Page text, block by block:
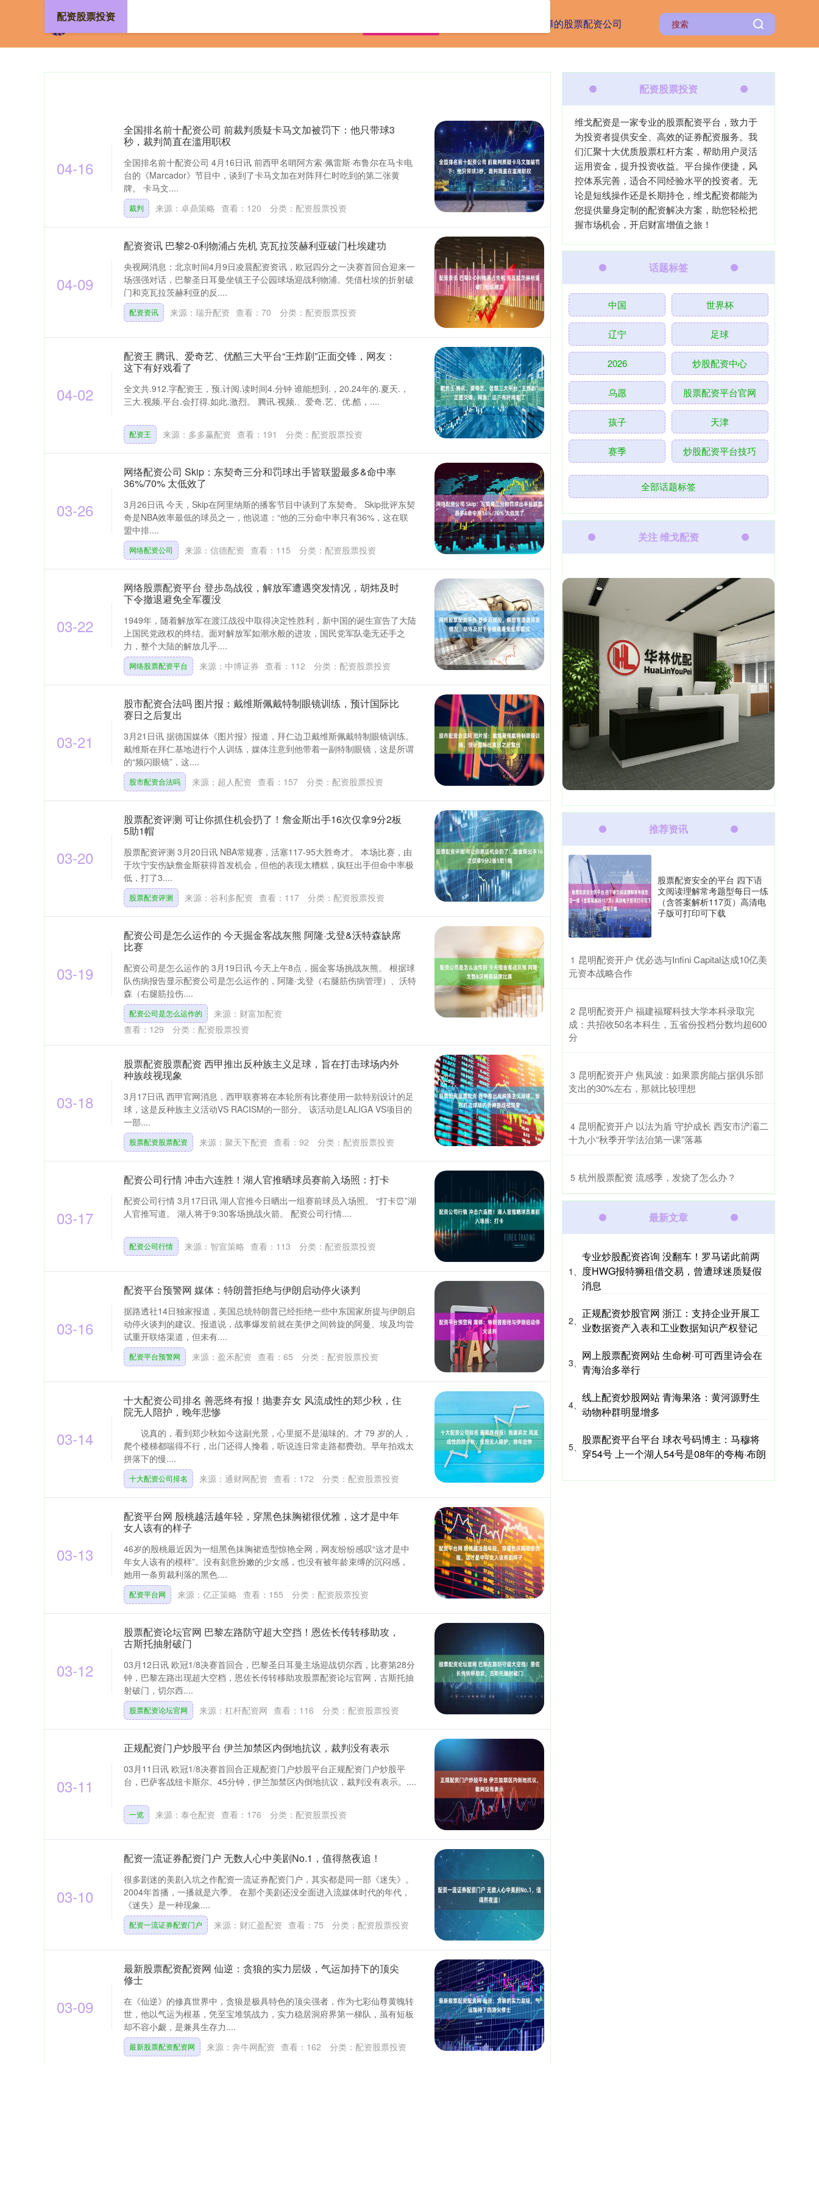
有保障的股票配资公司
配资股票投资
04-16
全国排名前十配资公司 前裁判质疑卡马文加被罚下：他只带球3
秒，裁判简直在滥用职权
全国排名前十配资公司 4月16日讯 前西甲名哨阿方索·佩雷斯·布鲁尔在马卡电
台的《Marcador》节目中，谈到了卡马文加在对阵拜仁时吃到的第二张黄
牌。 卡马文....
裁判 来源：卓鼎策略 查看： 120 分类： 配资股票投资
04-09
配资资讯 巴黎2-0利物浦占先机 克瓦拉茨赫利亚破门杜埃建功
央视网消息：北京时间4月9日凌晨配资资讯，欧冠四分之一决赛首回合迎来一
场强强对话，巴黎圣日耳曼坐镇王子公园球场迎战利物浦。凭借杜埃的折射破
门和克瓦拉茨赫利亚的反....
配资资讯 来源：瑞升配资 查看： 70 分类： 配资股票投资
04-02
配资王 腾讯、爱奇艺、优酷三大平台“王炸剧”正面交锋，网友：
这下有好戏看了
全文共.912.字配资王，预.计阅.读时间4.分钟 谁能想到.，20.24年的.夏天.，
三大.视频.平台.会打得.如此.激烈。 腾讯.视频.、爱奇.艺、优.酷，....
配资王 来源：多多赢配资 查看： 191 分类： 配资股票投资
03-26
网络配资公司 Skip：东契奇三分和罚球出手皆联盟最多&命中率
36%/70% 太低效了
3月26日讯 今天，Skip在阿里纳斯的播客节目中谈到了东契奇。 Skip批评东契
奇是NBA效率最低的球员之一，他说道：“他的三分命中率只有36%，这在联
盟中排....
网络配资公司 来源：信德配资 查看： 115 分类： 配资股票投资
03-22
网络股票配资平台 登步岛战役，解放军遭遇突发情况，胡炜及时
下令撤退避免全军覆没
1949年，随着解放军在渡江战役中取得决定性胜利，新中国的诞生宣告了大陆
上国民党政权的终结。面对解放军如潮水般的进攻，国民党军队毫无还手之
力，整个大陆的解放几乎....
网络股票配资平台 来源：中博证券 查看： 112 分类： 配资股票投资
03-21
股市配资合法吗 图片报：戴维斯佩戴特制眼镜训练，预计国际比
赛日之后复出
3月21日讯 据德国媒体《图片报》报道，拜仁边卫戴维斯佩戴特制眼镜训练。
戴维斯在拜仁基地进行个人训练，媒体注意到他带着一副特制眼镜，这是所谓
的“频闪眼镜”，这....
股市配资合法吗 来源：超人配资 查看： 157 分类： 配资股票投资
03-20
股票配资评测 可让你抓住机会扔了！詹金斯出手16次仅拿9分2板
5助1帽
股票配资评测 3月20日讯 NBA常规赛，活塞117-95大胜奇才。 本场比赛，由
于坎宁安伤缺詹金斯获得首发机会，但他的表现太糟糕，疯狂出手但命中率极
低，打了3....
股票配资评测 来源：谷利多配资 查看： 117 分类： 配资股票投资
03-19
配资公司是怎么运作的 今天掘金客战灰熊 阿隆·戈登&沃特森缺席
比赛
配资公司是怎么运作的 3月19日讯 今天上午8点，掘金客场挑战灰熊。 根据球
队伤病报告显示配资公司是怎么运作的，阿隆·戈登（右腿筋伤病管理）、沃特
森（右腿筋拉伤....
配资公司是怎么运作的
来源：财富加配资
查看： 129 分类： 配资股票投资
03-18
股票配资股票配资 西甲推出反种族主义足球，旨在打击球场内外
种族歧视现象
3月17日讯 西甲官网消息，西甲联赛将在本轮所有比赛使用一款特别设计的足
球，这是反种族主义活动VS RACISM的一部分。 该活动是LALIGA VS项目的
一部....
股票配资股票配资 来源：聚天下配资 查看： 92 分类： 配资股票投资
03-17
配资公司行情 冲击六连胜！湖人官推晒球员赛前入场照：打卡
配资公司行情 3月17日讯 湖人官推今日晒出一组赛前球员入场照。 “打卡⏰”湖
人官推写道。 湖人将于9:30客场挑战火箭。 配资公司行情....
配资公司行情 来源：智宣策略 查看： 113 分类： 配资股票投资
03-16
配资平台预警网 媒体：特朗普拒绝与伊朗启动停火谈判
据路透社14日独家报道，美国总统特朗普已经拒绝一些中东国家所提与伊朗启
动停火谈判的建议。报道说，战事爆发前就在美伊之间斡旋的阿曼、埃及均尝
试重开联络渠道，但未有....
配资平台预警网 来源：盈禾配资 查看： 65 分类： 配资股票投资
03-14
十大配资公司排名 善恶终有报！抛妻弃女 风流成性的郑少秋，住
院无人陪护，晚年悲惨
说真的，看到郑少秋如今这副光景，心里挺不是滋味的。才 79 岁的人，
爬个楼梯都喘得不行，出门还得人搀着，听说连日常走路都费劲。早年拍戏太
拼落下的慢....
十大配资公司排名 来源：通财网配资 查看： 172 分类： 配资股票投资
03-13
配资平台网 殷桃越活越年轻，穿黑色抹胸裙很优雅，这才是中年
女人该有的样子
46岁的殷桃最近因为一组黑色抹胸裙造型惊艳全网，网友纷纷感叹“这才是中
年女人该有的模样”。没有刻意扮嫩的少女感，也没有被年龄束缚的沉闷感，
她用一条剪裁利落的黑色....
配资平台网 来源：亿正策略 查看： 155 分类： 配资股票投资
03-12
股票配资论坛官网 巴黎左路防守超大空挡！恩佐长传转移助攻，
古斯托抽射破门
03月12日讯 欧冠1/8决赛首回合，巴黎圣日耳曼主场迎战切尔西，比赛第28分
钟，巴黎左路出现超大空档，恩佐长传转移助攻股票配资论坛官网，古斯托抽
射破门，切尔西....
股票配资论坛官网 来源：杠杆配资网 查看： 116 分类： 配资股票投资
03-11
正规配资门户炒股平台 伊兰加禁区内倒地抗议，裁判没有表示
03月11日讯 欧冠1/8决赛首回合正规配资门户炒股平台正规配资门户炒股平
台，巴萨客战纽卡斯尔。45分钟，伊兰加禁区内倒地抗议，裁判没有表示。....
一览 来源：泰仓配资 查看： 176 分类： 配资股票投资
03-10
配资一流证券配资门户 无数人心中美剧No.1，值得熬夜追！
很多剧迷的美剧入坑之作配资一流证券配资门户，其实都是同一部《迷失》。
2004年首播，一播就是六季。 在那个美剧还没全面进入流媒体时代的年代，
《迷失》是一种现象....
配资一流证券配资门户 来源：财汇盈配资 查看： 75 分类： 配资股票投资
03-09
最新股票配资配资网 仙逆：贪狼的实力层级，气运加持下的顶尖
修士
在《仙逆》的修真世界中，贪狼是极具特色的顶尖强者，作为七彩仙尊黄魄转
世，他以气运为根基，凭至宝堆筑战力，实力稳居洞府界第一梯队，虽有短板
却不容小觑，是兼具生存力....
最新股票配资配资网 来源：奔牛网配资 查看： 162 分类： 配资股票投资
配资股票投资
维戈配资是一家专业的股票配资平台，致力于
为投资者提供安全、高效的证券配资服务。我
们汇聚十大优质股票杠杆方案，帮助用户灵活
运用资金，提升投资收益。平台操作便捷，风
控体系完善，适合不同经验水平的投资者。无
论是短线操作还是长期持仓，维戈配资都能为
您提供量身定制的配资解决方案，助您轻松把
握市场机会，开启财富增值之旅！
话题标签
中国 世界杯
辽宁 足球
2026 炒股配资中心
乌愿 股票配资平台官网
孩子 天津
赛季 炒股配资平台技巧
全部话题标签
关注 维戈配资
推荐资讯
股票配资安全的平台 四下语
文阅读理解常考题型每日一练
（含答案解析117页）高清电
子版可打印可下载
1 ​昆明配资开户 优必选与Infini Capital达成10亿美
元资本战略合作
2 ​昆明配资开户 福建福耀科技大学本科录取完
成：共招收50名本科生，五省份投档分数均超600
分
3 ​昆明配资开户 焦凤波：如果票房能占据俱乐部
支出的30%左右，那就比较理想
4 ​昆明配资开户 以法为盾 守护成长 西安市浐灞二
十九小“秋季开学法治第一课”落幕
5 ​杭州股票配资 流感季，发烧了怎么办？
最新文章
1、
专业炒股配资咨询 没翻车！罗马诺此前两
度HWG报特狮租借交易，曾遭球迷质疑假
消息
2、
正规配资炒股官网 浙江：支持企业开展工
业数据资产入表和工业数据知识产权登记
3、
网上股票配资网站 生命树·可可西里诗会在
青海治多举行
4、
线上配资炒股网站 青海果洛：黄河源野生
动物种群明显增多
5、
股票配资平台平台 球衣号码博主：马穆将
穿54号 上一个湖人54号是08年的夸梅·布朗